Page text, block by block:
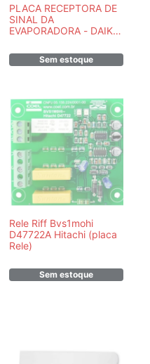
PLACA RECEPTORA DE
SINAL DA
EVAPORADORA - DAIKIN
ORIGINAL
Sem estoque
Rele Riff Bvs1mohi
D47722A Hitachi (placa
Rele)
Sem estoque